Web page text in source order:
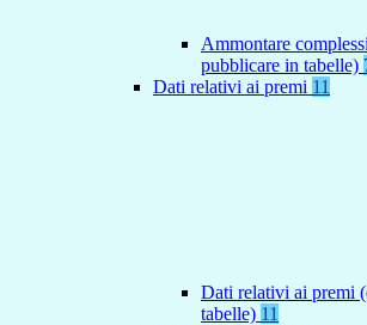
Ammontare
pubblicare in tabelle)
Dati relativi ai premi 11
Dati relativi ai premi
tabelle) 11